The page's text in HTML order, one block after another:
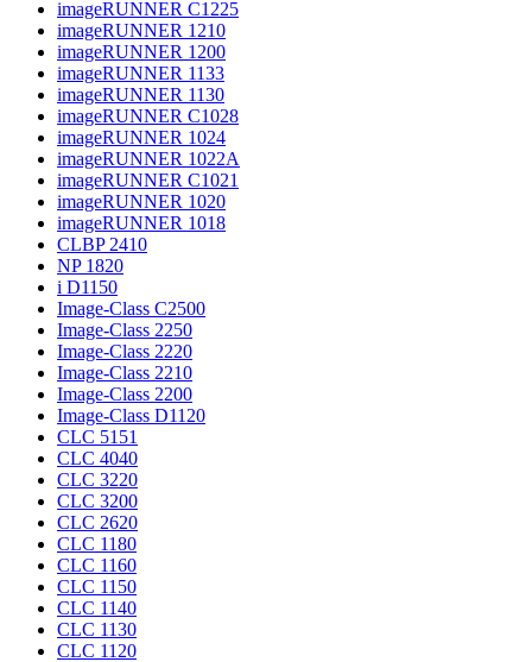
imageRUNNER C1225
imageRUNNER 1210
imageRUNNER 1200
imageRUNNER 1133
imageRUNNER 1130
imageRUNNER C1028
imageRUNNER 1024
imageRUNNER 1022A
imageRUNNER C1021
imageRUNNER 1020
imageRUNNER 1018
CLBP 2410
NP 1820
i D1150
Image-Class C2500
Image-Class 2250
Image-Class 2220
Image-Class 2210
Image-Class 2200
Image-Class D1120
CLC 5151
CLC 4040
CLC 3220
CLC 3200
CLC 2620
CLC 1180
CLC 1160
CLC 1150
CLC 1140
CLC 1130
CLC 1120